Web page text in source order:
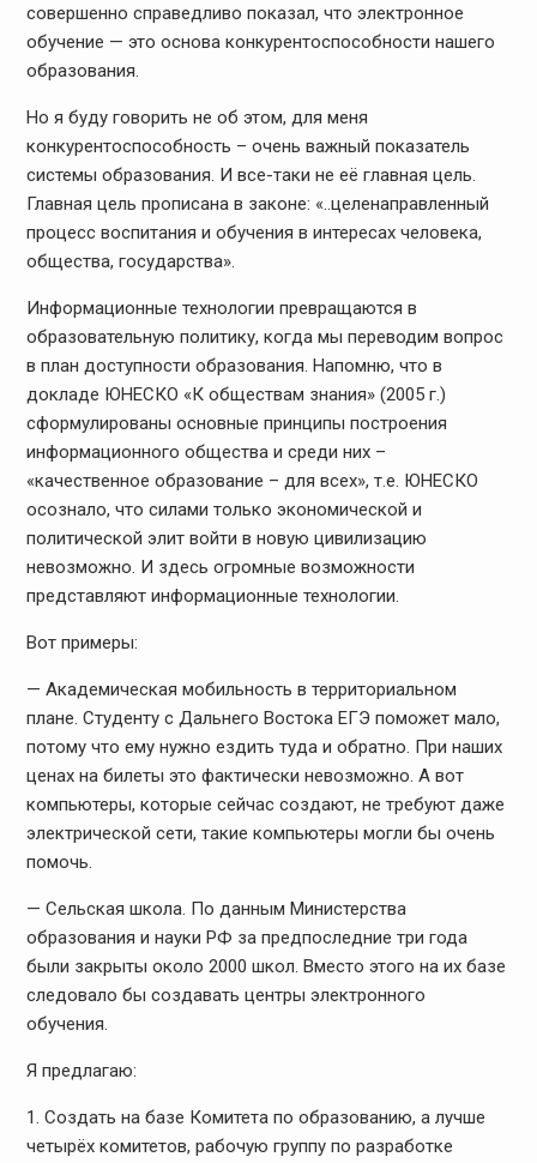
совершенно справедливо показал, что электронное
обучение — это основа конкурентоспособности нашего
образования.
Но я буду говорить не об этом, для меня
конкурентоспособность – очень важный показатель
системы образования. И все-таки не её главная цель.
Главная цель прописана в законе: «..целенаправленный
процесс воспитания и обучения в интересах человека,
общества, государства».
Информационные технологии превращаются в
образовательную политику, когда мы переводим вопрос
в план доступности образования. Напомню, что в
докладе ЮНЕСКО «К обществам знания» (2005 г.)
сформулированы основные принципы построения
информационного общества и среди них –
«качественное образование – для всех», т.е. ЮНЕСКО
осознало, что силами только экономической и
политической элит войти в новую цивилизацию
невозможно. И здесь огромные возможности
представляют информационные технологии.
Вот примеры:
— Академическая мобильность в территориальном
плане. Студенту с Дальнего Востока ЕГЭ поможет мало,
потому что ему нужно ездить туда и обратно. При наших
ценах на билеты это фактически невозможно. А вот
компьютеры, которые сейчас создают, не требуют даже
электрической сети, такие компьютеры могли бы очень
помочь.
— Сельская школа. По данным Министерства
образования и науки РФ за предпоследние три года
были закрыты около 2000 школ. Вместо этого на их базе
следовало бы создавать центры электронного
обучения.
Я предлагаю:
1. Создать на базе Комитета по образованию, а лучше
четырёх комитетов, рабочую группу по разработке